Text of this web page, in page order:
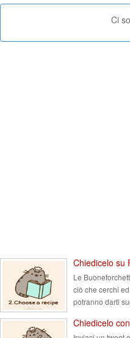
Ci
Chiedicelo su
Le
ciò che cerchi
potranno darti
Chiedicelo